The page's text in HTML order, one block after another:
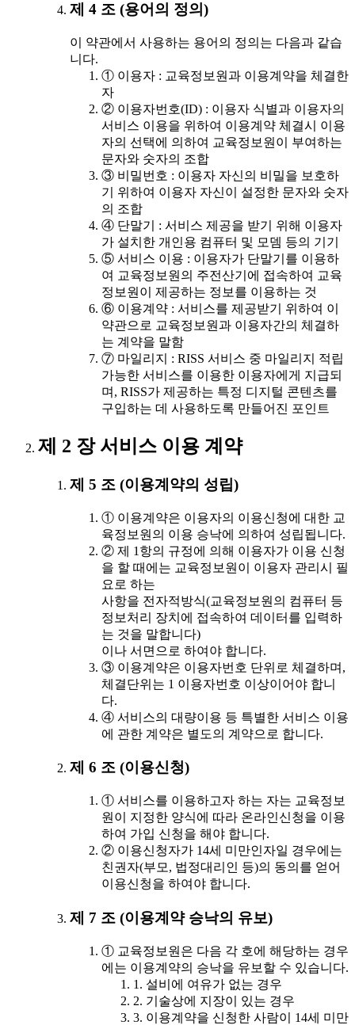
제 4 조 (용어의 정의)
이 약관에서 사용하는 용어의 정의는 다음과 같습
니다.
① 이용자 : 교육정보원과 이용계약을 체결한
자
② 이용자번호(ID) : 이용자 식별과 이용자의
서비스 이용을 위하여 이용계약 체결시 이용
자의 선택에 의하여 교육정보원이 부여하는
문자와 숫자의 조합
③ 비밀번호 : 이용자 자신의 비밀을 보호하
기 위하여 이용자 자신이 설정한 문자와 숫자
의 조합
④ 단말기 : 서비스 제공을 받기 위해 이용자
가 설치한 개인용 컴퓨터 및 모뎀 등의 기기
⑤ 서비스 이용 : 이용자가 단말기를 이용하
여 교육정보원의 주전산기에 접속하여 교육
정보원이 제공하는 정보를 이용하는 것
⑥ 이용계약 : 서비스를 제공받기 위하여 이
약관으로 교육정보원과 이용자간의 체결하
는 계약을 말함
⑦ 마일리지 : RISS 서비스 중 마일리지 적립
가능한 서비스를 이용한 이용자에게 지급되
며, RISS가 제공하는 특정 디지털 콘텐츠를
구입하는 데 사용하도록 만들어진 포인트
제 2 장 서비스 이용 계약
제 5 조 (이용계약의 성립)
① 이용계약은 이용자의 이용신청에 대한 교
육정보원의 이용 승낙에 의하여 성립됩니다.
② 제 1항의 규정에 의해 이용자가 이용 신청
을 할 때에는 교육정보원이 이용자 관리시 필
요로 하는
사항을 전자적방식(교육정보원의 컴퓨터 등
정보처리 장치에 접속하여 데이터를 입력하
는 것을 말합니다)
이나 서면으로 하여야 합니다.
③ 이용계약은 이용자번호 단위로 체결하며,
체결단위는 1 이용자번호 이상이어야 합니
다.
④ 서비스의 대량이용 등 특별한 서비스 이용
에 관한 계약은 별도의 계약으로 합니다.
제 6 조 (이용신청)
① 서비스를 이용하고자 하는 자는 교육정보
원이 지정한 양식에 따라 온라인신청을 이용
하여 가입 신청을 해야 합니다.
② 이용신청자가 14세 미만인자일 경우에는
친권자(부모, 법정대리인 등)의 동의를 얻어
이용신청을 하여야 합니다.
제 7 조 (이용계약 승낙의 유보)
① 교육정보원은 다음 각 호에 해당하는 경우
에는 이용계약의 승낙을 유보할 수 있습니다.
1. 설비에 여유가 없는 경우
2. 기술상에 지장이 있는 경우
3. 이용계약을 신청한 사람이 14세 미만